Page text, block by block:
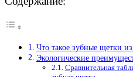
Что такое зубные щетки
Экологические
Сравнительная